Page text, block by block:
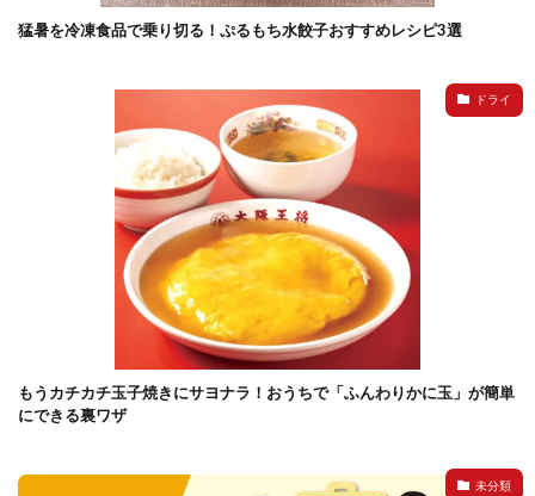
猛暑を冷凍食品で乗り切る！ぷるもち水餃子おすすめレシピ3選
ドライ
もうカチカチ玉子焼きにサヨナラ！おうちで「ふんわりかに玉」が簡単
にできる裏ワザ
未分類